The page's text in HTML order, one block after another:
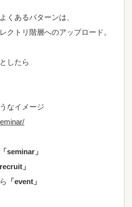
くあるパターンは、
クトリ階層へのアップロード。
したら
なイメージ
「seminar」
recruit」
「event」